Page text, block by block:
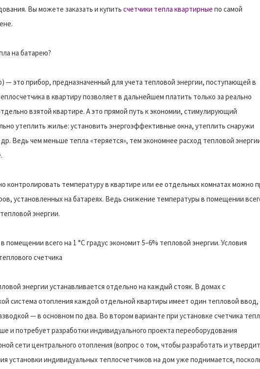
Вы можете заказать и купить счетчики тепла квартирные по самой
на батарею?
— это прибор, предназначенный для учета тепловой энергии, поступающей в
в квартиру позволяет в дальнейшем платить только за реально
взятой квартире. А это прямой путь к экономии, стимулирующий
утеплить жилье: установить энергоэффективные окна, утеплить снаружи
Ведь чем меньше тепла «теряется», тем экономнее расход тепловой
контролировать температуру в квартире или ее отдельных комнатах можно
установленных на батареях. Ведь снижение температуры в помещении
энергии.
всего на 1 °C градус экономит 5–6% тепловой энергии. Условия
счетчика
энергии устанавливается отдельно на каждый стояк. В домах с
система отопления каждой отдельной квартиры имеет один тепловой ввод,
— в основном по два. Во втором варианте при установке счетчика
и потребует разработки индивидуального проекта переоборудования
сети центрального отопления (вопрос о том, чтобы разработать и
установки индивидуальных теплосчетчиков на дом уже поднимается,